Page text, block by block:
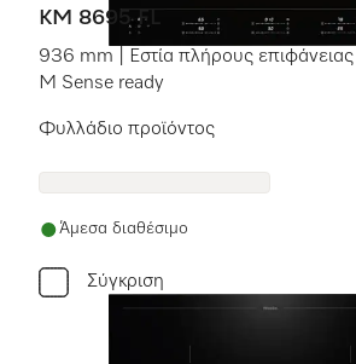
KM 8695 FL
936 mm | Εστία πλήρους επιφάνειας |
M Sense ready
Φυλλάδιο προϊόντος
Άμεσα διαθέσιμο
Σύγκριση